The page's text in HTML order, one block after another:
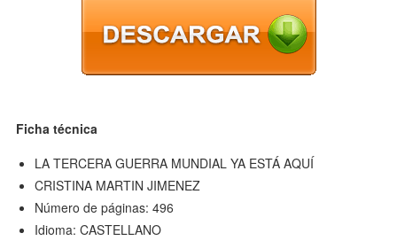
Ficha técnica
LA TERCERA GUERRA MUNDIAL YA ESTÁ AQUÍ
CRISTINA MARTIN JIMENEZ
Número de páginas: 496
Idioma: CASTELLANO